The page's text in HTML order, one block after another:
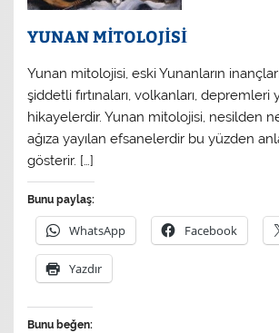
YUNAN MİTOLOJİSİ
Yunan mitolojisi, eski Yunanların
şiddetli fırtınaları, volkanları, depremleri
hikayelerdir. Yunan mitolojisi, nesilden
ağıza yayılan efsanelerdir bu yüzden
gösterir. […]
Bunu paylaş:
WhatsApp Facebook
Yazdır
Bunu beğen: